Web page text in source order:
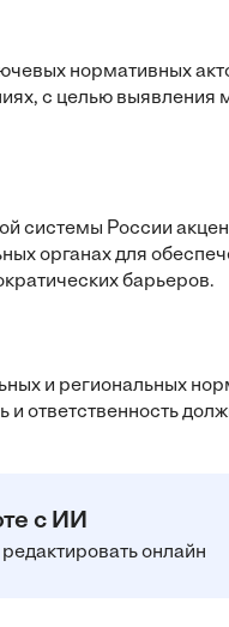
нормативных
с целью выявления
системы России
органах для
барьеров.
и региональных
ответственность
с ИИ
онлайн